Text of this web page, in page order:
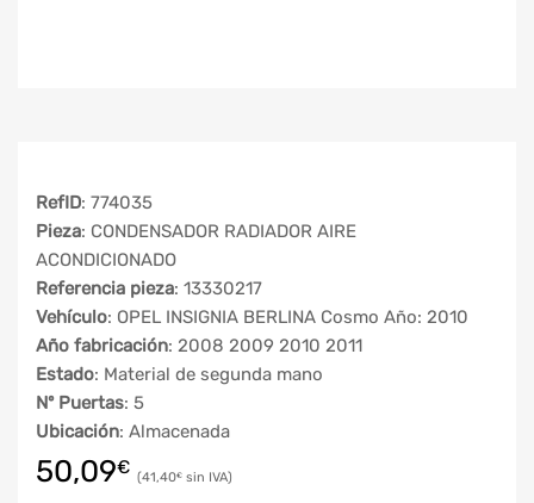
RefID: 774035
Pieza: CONDENSADOR RADIADOR AIRE
ACONDICIONADO
Referencia pieza: 13330217
Vehículo: OPEL INSIGNIA BERLINA Cosmo Año: 2010
Año fabricación: 2008 2009 2010 2011
Estado: Material de segunda mano
Nº Puertas: 5
Ubicación: Almacenada
50,09€ 41,40€